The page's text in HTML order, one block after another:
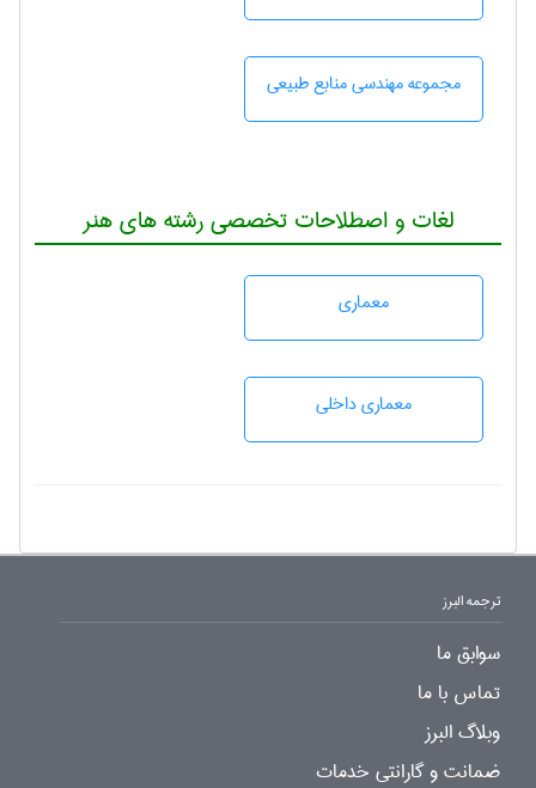
مجموعه مهندسی منابع طبيعی
لغات و اصطلاحات تخصصی رشته های هنر
معماری
معماری داخلی
ترجمه البرز
سوابق ما
تماس با ما
وبلاگ البرز
ضمانت و گارانتی خدمات